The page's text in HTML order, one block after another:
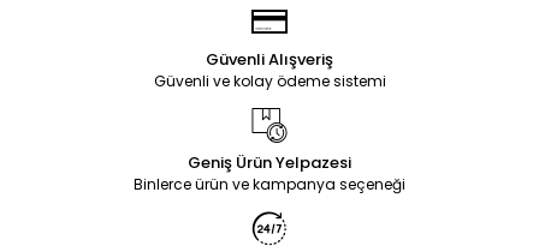
Güvenli Alışveriş
Güvenli ve kolay ödeme sistemi
Geniş Ürün Yelpazesi
Binlerce ürün ve kampanya seçeneği